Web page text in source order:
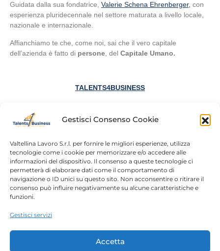
Gestisci Consenso Cookie
Valtellina Lavoro S.r.l. per fornire le migliori esperienze, utilizza
tecnologie come i cookie per memorizzare e/o accedere alle
informazioni del dispositivo. Il consenso a queste tecnologie ci
permetterà di elaborare dati come il comportamento di
navigazione o ID unici su questo sito. Non acconsentire o ritirare il
consenso può influire negativamente su alcune caratteristiche e
funzioni.
Gestisci servizi
Accetta
Guidata dalla sua fondatrice, Valerie Schena Ehrenberger, con
esperienza pluridecennale nel settore maturata a livello locale,
nazionale e internazionale.
Affianchiamo te che, come noi, sai che il vero capitale
dell’azienda è fatto di persone , del Capitale Umano.
TALENTS4BUSINESS
Home
Login
Chi siamo
Conosciamoci
Contatti